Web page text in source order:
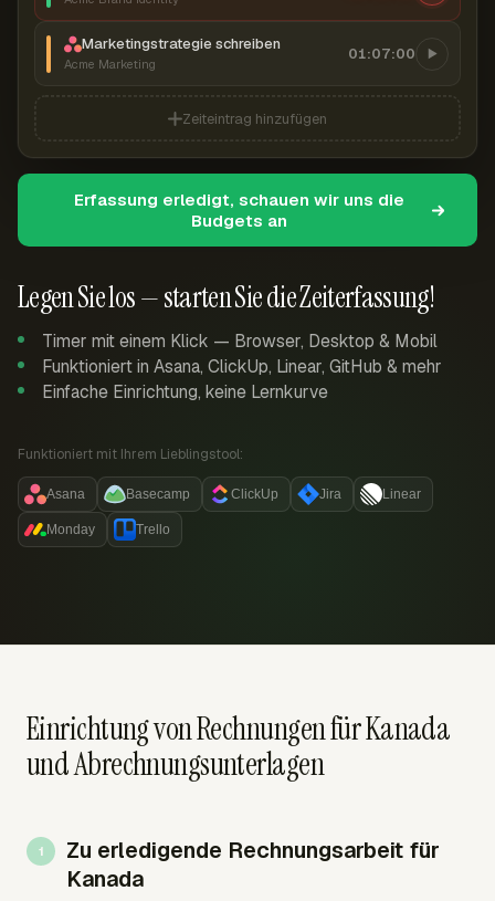
Legen Sie los — starten Sie die Zeiterfassung!
Timer mit einem Klick — Browser, Desktop & Mobil
Funktioniert in Asana, ClickUp, Linear, GitHub & mehr
Einfache Einrichtung, keine Lernkurve
Funktioniert mit Ihrem Lieblingstool:
Asana Basecamp ClickUp Jira Linear
Monday Trello
Marketingstrategie schreiben
Acme Marketing
01:07:00
Zeiteintrag hinzufügen
Erfassung erledigt, schauen wir uns die
Budgets an
Einrichtung von Rechnungen für Kanada
und Abrechnungsunterlagen
Zu erledigende Rechnungsarbeit für
Kanada